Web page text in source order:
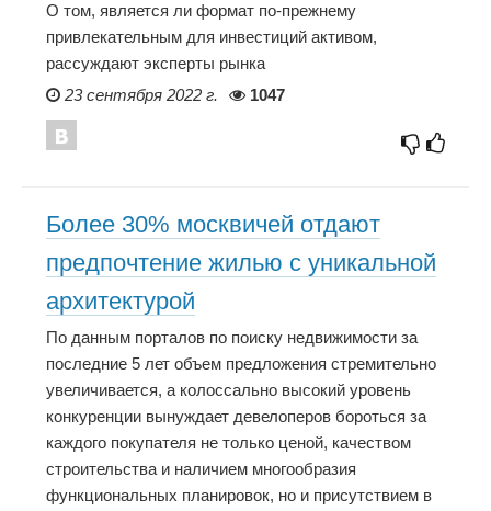
О том, является ли формат по-прежнему
привлекательным для инвестиций активом,
рассуждают эксперты рынка
23 сентября 2022 г.
1047
Более 30% москвичей отдают
предпочтение жилью с уникальной
архитектурой
По данным порталов по поиску недвижимости за
последние 5 лет объем предложения стремительно
увеличивается, а колоссально высокий уровень
конкуренции вынуждает девелоперов бороться за
каждого покупателя не только ценой, качеством
строительства и наличием многообразия
функциональных планировок, но и присутствием в